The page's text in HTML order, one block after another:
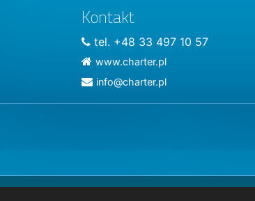
Kontakt
tel. +48 33 497 10 57
www.charter.pl
info@charter.pl